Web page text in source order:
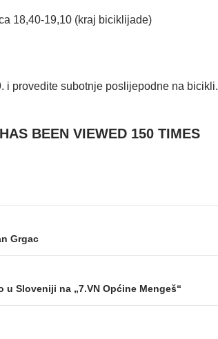
18,40-19,10 (kraj biciklijade)
i provedite subotnje poslijepodne na bicikli.
BEEN VIEWED 150 TIMES
Grgac
u Sloveniji na „7.VN Općine Mengeš“